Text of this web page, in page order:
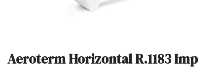
Aeroterm Horizontal R.1183 Imp